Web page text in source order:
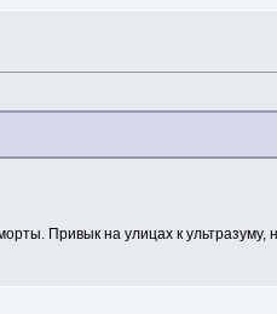
Привык на улицах к ультразуму,